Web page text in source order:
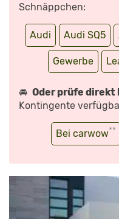
Schnäppchen:
Audi Audi SQ5
Gewerbe
🚘 Oder prüfe direkt
Kontingente
Bei carwow**